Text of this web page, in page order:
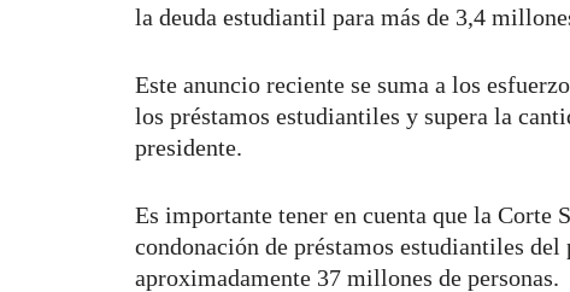
la deuda estudiantil para más de 3,4
Este anuncio reciente se suma a los
los préstamos estudiantiles y supera la
presidente.
Es importante tener en cuenta que la Corte
condonación de préstamos estudiantiles
aproximadamente 37 millones de personas.